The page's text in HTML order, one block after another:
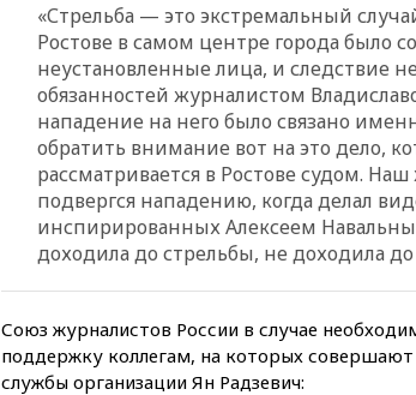
«Стрельба — это экстремальный
Ростове в самом центре города было
неустановленные лица, и следствие
обязанностей журналистом
нападение на него было связано
обратить внимание вот на это дело,
рассматривается в Ростове судом.
подвергся нападению, когда делал
инспирированных Алексеем
доходила до стрельбы, не доходила
Союз журналистов России в случае
поддержку коллегам, на которых совершают
службы организации Ян Радзевич: